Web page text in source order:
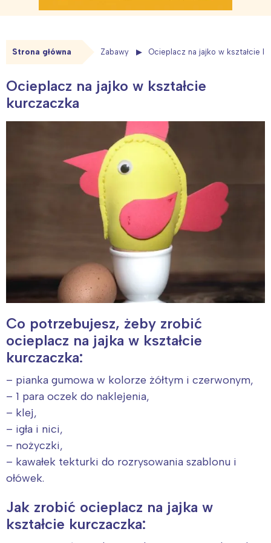
Strona główna Zabawy Ocieplacz na jajko w kształcie
Ocieplacz na jajko w kształcie
kurczaczka
Co potrzebujesz, żeby zrobić
ocieplacz na jajka w kształcie
kurczaczka:
– pianka gumowa w kolorze żółtym i czerwonym,
– 1 para oczek do naklejenia,
– klej,
– igła i nici,
– nożyczki,
– kawałek tekturki do rozrysowania szablonu i
ołówek.
Jak zrobić ocieplacz na jajka w
kształcie kurczaczka: